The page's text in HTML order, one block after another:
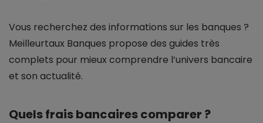
Vous recherchez des informations sur les banques ?
Meilleurtaux Banques propose des guides très
complets pour mieux comprendre l’univers bancaire
et son actualité.
Quels frais bancaires comparer ?